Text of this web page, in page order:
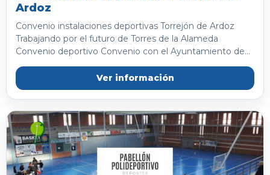
Ardoz
Convenio instalaciones deportivas Torrejón de Ardoz
Trabajando por el futuro de Torres de la Alameda
Convenio deportivo Convenio con el Ayuntamiento de...
Ver información